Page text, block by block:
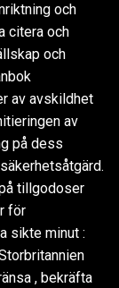
och
citera och
och
av avskildhet
av
på dess
tillgodoser
för
sikte minut :
, bekräfta